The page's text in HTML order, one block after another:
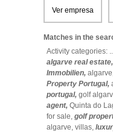
Ver empresa
Matches in the
Activity categories:
algarve real estate,
Immobilien,
Property Portugal,
portugal, golf
agent, Quinta do
for sale, golf
algarve, villas,